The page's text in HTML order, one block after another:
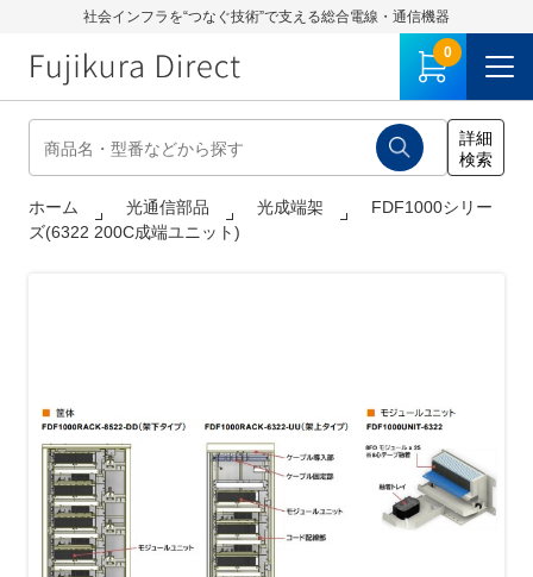
社会インフラを“つなぐ技術”で支える総合電線・通信機器
0
ホーム 光通信部品 光成端架
FDF1000シリー
ズ(6322 200C成端ユニット)